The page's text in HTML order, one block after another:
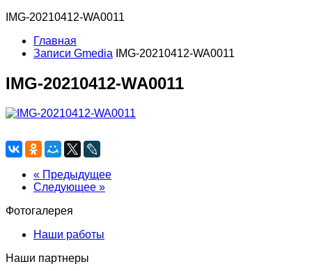
IMG-20210412-WA0011
Главная
Записи Gmedia
IMG-20210412-WA0011
IMG-20210412-WA0011
« Предыдущее
Следующее »
Фотогалерея
Наши работы
Наши партнеры